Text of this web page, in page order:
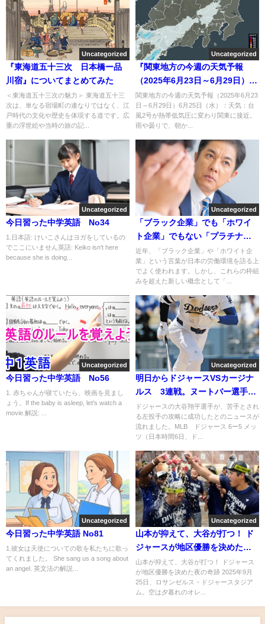
Uncategorized
『東海道五十三次 日本橋ー品
川宿』についてまとめてみた
＜東海道五十三次の魅力＞ 東海道五十三
次は、単なる宿場町の連なりではなく、江
戸時代の文化や歴史を体現する道です。広
重の浮世絵や当時の旅の記...
Uncategorized
『関東地方の今週の天気予報
（2025年6月23日～6月29日）』
についてまとめてみた
関東地方の今週の天気予報（2025年6月23
日～6月29日）6月25日（水）：天気：台
風2号が熱帯低気圧に変わり関東に接近。
雨や曇りで、朝か...
Uncategorized
今日習った中学英語 No34
1.日本語: けいこさんはヨガをしているの
でここにいません英語: Keiko isn't here
because she is doing...
Uncategorized
「ブラック企業」でも「ホワイ
ト企業」でもない「プラチナ企
業」とは？新しい働き方の理想
を考える
近年、「ブラック企業」や「ホワイト企
業」という言葉が日本の労働環境を語る上
でよく使われます。しかし、これらの枠組
みを超えた新しい概念として「...
Uncategorized
今日習った中学英語 No56
1. 赤ちゃんが寝ていたら、映画を見まし
ょう。If the baby is asleep, let's watch a
movie.解説: ...
Uncategorized
明日からドジャースVSカージナ
ルス 3連戦。ヌートバー選手所
属！
ドジャースの大谷翔平選手が、苦手とされ
る左投手の攻略に成功したとのニュースが
流れました。MLB ドジャース 6ー5 メッ
ツ（日本時間6日、ド...
Uncategorized
今日習った中学英語 No81
1.彼女は天使についての歌を私たちに歌っ
てくれました。 She sang us a song about
an angel. 英文法の解説...
Uncategorized
山本が抑えて、大谷が打つ！ ド
ジャースが地区優勝を決めた夜
の奇跡。
山本が抑えて、大谷が打つ！ ドジャース
が地区優勝を決めた夜の奇跡 2025年9月
25日、ロサンゼルス・ドジャースタジア
ム。空は夕暮れのオレ...